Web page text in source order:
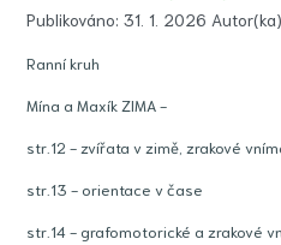
Publikováno: 31. 1. 2026
Ranní kruh
Mína a Maxík ZIMA -
str.12 - zvířata v zimě, zrakové
str.13 - orientace v čase
str.14 - grafomotorické a zrakové